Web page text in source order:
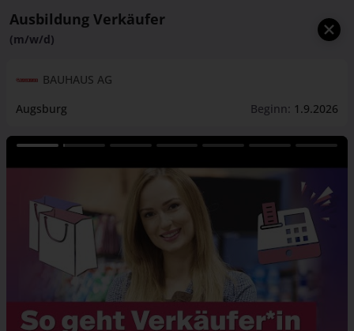
Ausbildung Verkäufer
(m/w/d)
BAUHAUS AG
Augsburg
Beginn: 1.9.2026